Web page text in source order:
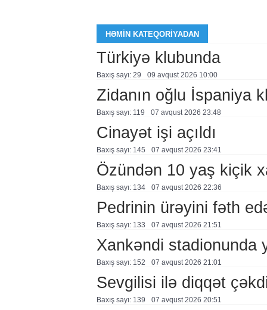
HƏMIN KATEQORIYADAN
Türkiyə klubunda
Baxış sayı: 29 09 avqust 2026 10:00
Zidanın oğlu İspaniya
Baxış sayı: 119 07 avqust 2026 23:48
Cinayət işi açıldı
Baxış sayı: 145 07 avqust 2026 23:41
Özündən 10 yaş kiçik
Baxış sayı: 134 07 avqust 2026 22:36
Pedrinin ürəyini fəth
Baxış sayı: 133 07 avqust 2026 21:51
Xankəndi stadionunda
Baxış sayı: 152 07 avqust 2026 21:01
Sevgilisi ilə diqqət
Baxış sayı: 139 07 avqust 2026 20:51